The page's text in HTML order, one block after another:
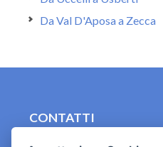
Da Val D'Aposa a Zecca
CONTATTI